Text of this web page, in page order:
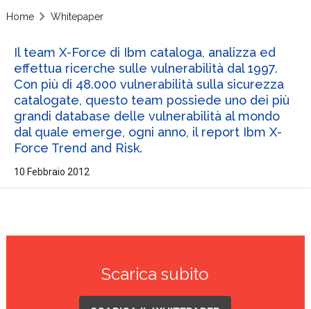
Home Whitepaper
Il team X-Force di Ibm cataloga, analizza ed
effettua ricerche sulle vulnerabilità dal 1997.
Con più di 48.000 vulnerabilità sulla sicurezza
catalogate, questo team possiede uno dei più
grandi database delle vulnerabilità al mondo
dal quale emerge, ogni anno, il report Ibm X-
Force Trend and Risk.
10 Febbraio 2012
Scarica subito